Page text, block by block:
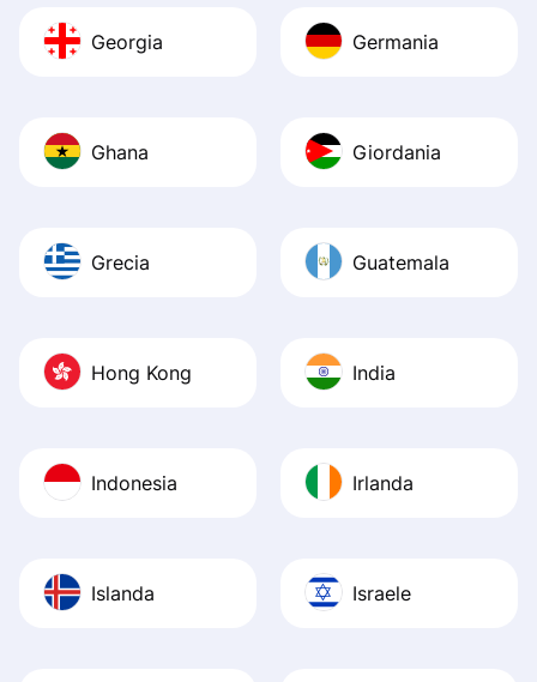
Georgia Germania
Ghana Giordania
Grecia Guatemala
Hong Kong India
Indonesia Irlanda
Islanda Israele